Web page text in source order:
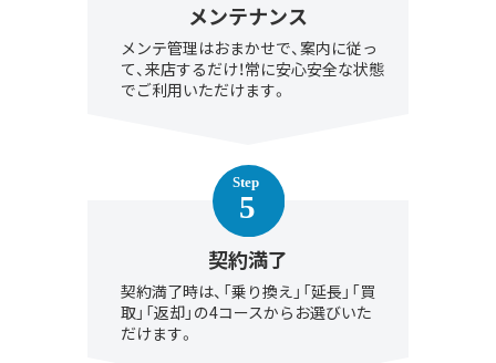
メンテナンス
メンテ管理はおまかせで、案内に従っ
て、来店するだけ！常に安心安全な状態
でご利用いただけます。
契約満了
契約満了時は、「乗り換え」「延長」「買
取」「返却」の4コースからお選びいた
だけます。